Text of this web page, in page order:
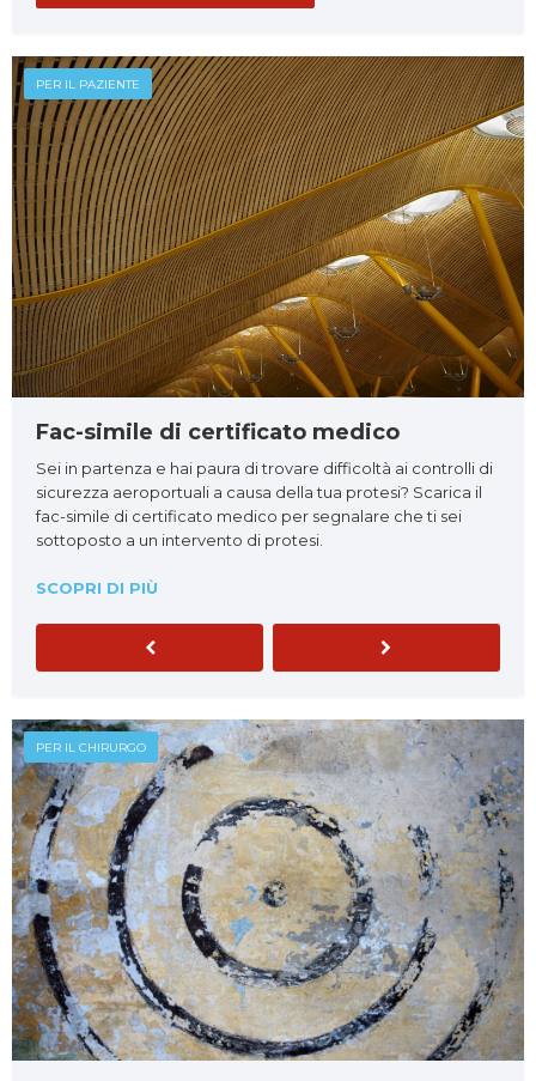
PER IL PAZIENTE
Fac-simile di certificato medico
Sei in partenza e hai paura di trovare difficoltà ai controlli di
sicurezza aeroportuali a causa della tua protesi? Scarica il
fac-simile di certificato medico per segnalare che ti sei
sottoposto a un intervento di protesi.
SCOPRI DI PIÙ
Previous Next
PER IL CHIRURGO